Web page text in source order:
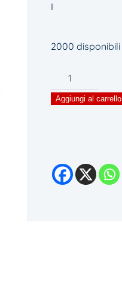
I
2000 disponibili
Storie.
quantità
Aggiungi al carrello